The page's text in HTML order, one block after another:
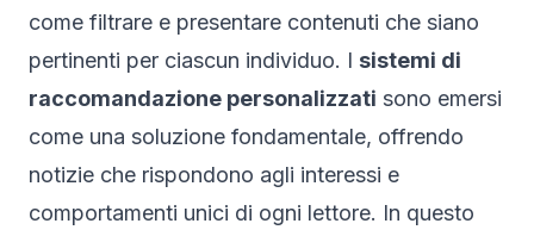
come filtrare e presentare contenuti che siano
pertinenti per ciascun individuo. I sistemi di
raccomandazione personalizzati sono emersi
come una soluzione fondamentale, offrendo
notizie che rispondono agli interessi e
comportamenti unici di ogni lettore. In questo